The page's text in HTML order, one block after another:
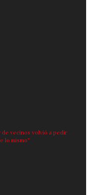
de vecinos volvió a pedir
lo mismo”